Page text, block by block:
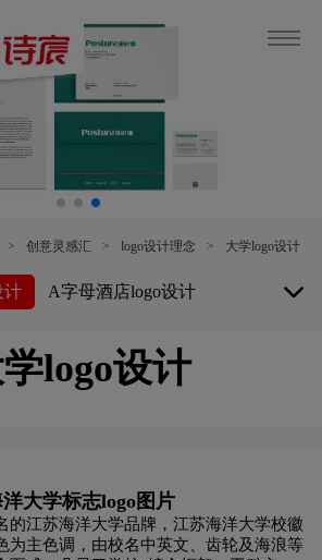
> 创意灵感汇 > logo设计理念 > 大学logo设计
计 A字母酒店logo设计
馆logo设计
茶logo设计
logo设计
大学标志logo图片
的江苏海洋大学品牌，江苏海洋大学校徽
为主色调，由校名中英文、齿轮及海浪等